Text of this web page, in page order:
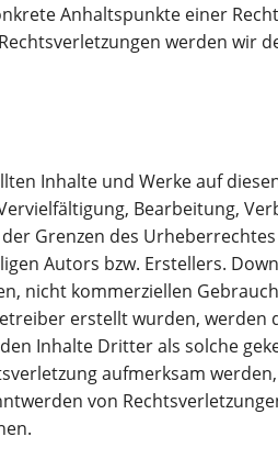
Anhaltspunkte einer
werden wir
Inhalte und Werke auf
Bearbeitung,
Grenzen des
Autors bzw. Erstellers.
nicht kommerziellen
erstellt wurden, werden
Inhalte Dritter als solche
aufmerksam
von